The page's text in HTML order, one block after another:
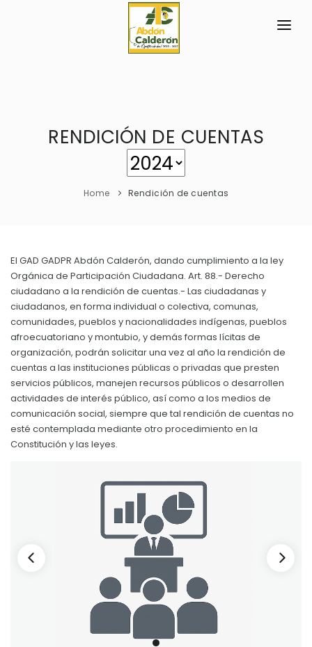
RESEÑA HISTÓRICA
Ubicación
Clima
NEW
GESTIÓN Y PRESUPUESTO
Sesiones Extraordinarias
Resoluciones
Convocatorias
GESTIÓN ADMINISTRATIVA
Plan de desarrollo y Ordenamiento Territorial -
Plan Anual Contratación - PAC
Plan Operativo Anual - POA
PRESUPUESTO: EJECUCIÓN Y REPORTES
Cédulas presupuestarias y balances
Procesos de contratación
Ejecución Presupuestaria
Obras y proyectos
CIUDADANÍA ACTIVA
Solicitud de acceso información pública
REPRESENTANTES DE LA ASAMBLEA PARROQUIAL
REPRESENTANTES DEL CONSEJO DE PLANIFICACIÓN
TURISMO
RENDICIÓN DE CUENTAS
Home Rendición de cuentas
El GAD GADPR Abdón Calderón, dando cumplimiento a la ley
Orgánica de Participación Ciudadana. Art. 88.- Derecho
ciudadano a la rendición de cuentas.- Las ciudadanas y
ciudadanos, en forma individual o colectiva, comunas,
comunidades, pueblos y nacionalidades indígenas, pueblos
afroecuatoriano y montubio, y demás formas lícitas de
organización, podrán solicitar una vez al año la rendición de
cuentas a las instituciones públicas o privadas que presten
servicios públicos, manejen recursos públicos o desarrollen
actividades de interés público, así como a los medios de
comunicación social, siempre que tal rendición de cuentas no
esté contemplada mediante otro procedimiento en la
Constitución y las leyes.